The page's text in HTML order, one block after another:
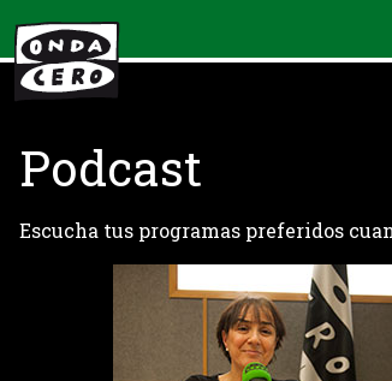
Podcast
Escucha tus programas preferidos